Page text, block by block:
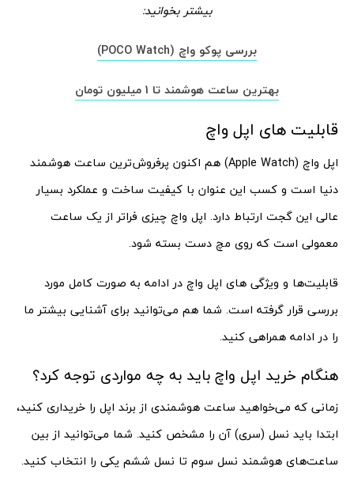
بیشتر بخوانید:
بررسی پوکو واچ (POCO Watch)
بهترین ساعت هوشمند تا 1 میلیون تومان
قابلیت های اپل واچ
اپل واچ (Apple Watch) هم اکنون پرفروش‌ترین ساعت هوشمند
دنیا است و کسب این عنوان با کیفیت ساخت و عملکرد بسیار
عالی این گجت ارتباط دارد. اپل واچ چیزی فراتر از یک ساعت
معمولی است که روی مچ دست بسته شود.
قابلیت‌ها و ویژگی های اپل واچ در ادامه به صورت کامل مورد
بررسی قرار گرفته است. شما هم می‌توانید برای آشنایی بیشتر ما
را در ادامه همراهی کنید.
هنگام خرید اپل واچ باید به چه مواردی توجه کرد؟
زمانی که می‌خواهید ساعت هوشمندی از برند اپل را خریداری کنید،
ابتدا باید نسل (سری) آن را مشخص کنید. شما می‌توانید از بین
ساعت‌های هوشمند نسل سوم تا نسل ششم یکی را انتخاب کنید.